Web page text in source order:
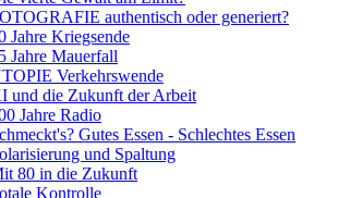
authentisch oder generiert?
Jahre Kriegsende
Jahre Mauerfall
Verkehrswende
und die Zukunft der Arbeit
Jahre Radio
Gutes Essen - Schlechtes Essen
und Spaltung
80 in die Zukunft
Kontrolle